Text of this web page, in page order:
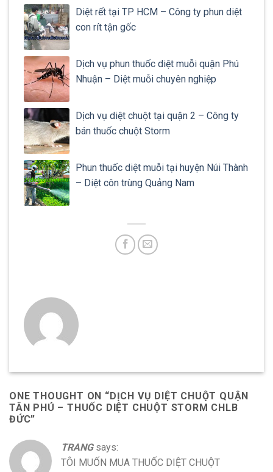
Diệt rết tại TP HCM – Công ty phun diệt
con rít tận gốc
Dịch vụ phun thuốc diệt muỗi quận Phú
Nhuận – Diệt muỗi chuyên nghiệp
Dịch vụ diệt chuột tại quận 2 – Công ty
bán thuốc chuột Storm
Phun thuốc diệt muỗi tại huyện Núi Thành
– Diệt côn trùng Quảng Nam
ONE THOUGHT ON “DỊCH VỤ DIỆT CHUỘT QUẬN
TÂN PHÚ – THUỐC DIỆT CHUỘT STORM CHLB
ĐỨC”
TRANG says:
TÔI MUỐN MUA THUỐC DIỆT CHUỘT